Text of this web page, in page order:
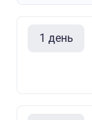
1 день